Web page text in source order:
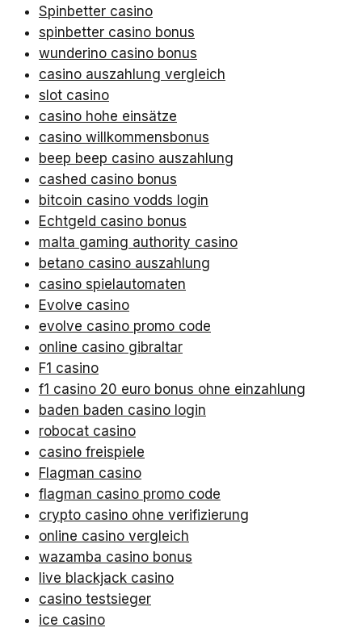
Spinbetter casino
spinbetter casino bonus
wunderino casino bonus
casino auszahlung vergleich
slot casino
casino hohe einsätze
casino willkommensbonus
beep beep casino auszahlung
cashed casino bonus
bitcoin casino vodds login
Echtgeld casino bonus
malta gaming authority casino
betano casino auszahlung
casino spielautomaten
Evolve casino
evolve casino promo code
online casino gibraltar
F1 casino
f1 casino 20 euro bonus ohne einzahlung
baden baden casino login
robocat casino
casino freispiele
Flagman casino
flagman casino promo code
crypto casino ohne verifizierung
online casino vergleich
wazamba casino bonus
live blackjack casino
casino testsieger
ice casino